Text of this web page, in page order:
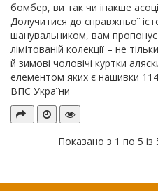
бомбер, ви так чи інакше
Долучитися до справжньої
шанувальником, вам
лімітованій колекції – не
й зимові чоловічі куртки
елементом яких є нашивки
ВПС України
Показано з 1 по 5 із